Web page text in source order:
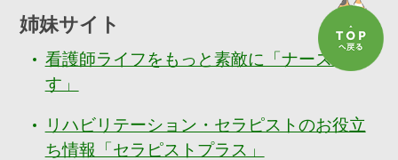
姉妹サイト
看護師ライフをもっと素敵に「ナースぷら
す」
リハビリテーション・セラピストのお役立
ち情報「セラピストプラス」